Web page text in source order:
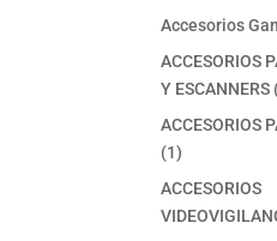
Accesorios
ACCESORIOS
Y ESCANNERS
ACCESORIOS
11
producto
ACCESORIOS